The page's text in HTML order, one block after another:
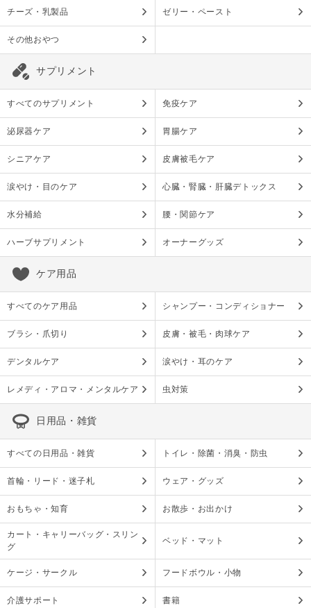
チーズ・乳製品 ゼリー・ペースト
その他おやつ
サプリメント
すべてのサプリメント 免疫ケア
泌尿器ケア 胃腸ケア
シニアケア 皮膚被毛ケア
涙やけ・目のケア 心臓・腎臓・肝臓デトックス
水分補給 腰・関節ケア
ハーブサプリメント オーナーグッズ
ケア用品
すべてのケア用品 シャンプー・コンディショナー
ブラシ・爪切り 皮膚・被毛・肉球ケア
デンタルケア 涙やけ・耳のケア
レメディ・アロマ・メンタルケア 虫対策
日用品・雑貨
すべての日用品・雑貨 トイレ・除菌・消臭・防虫
首輪・リード・迷子札 ウェア・グッズ
おもちゃ・知育 お散歩・お出かけ
カート・キャリーバッグ・スリン
グ
ベッド・マット
ケージ・サークル フードボウル・小物
介護サポート 書籍